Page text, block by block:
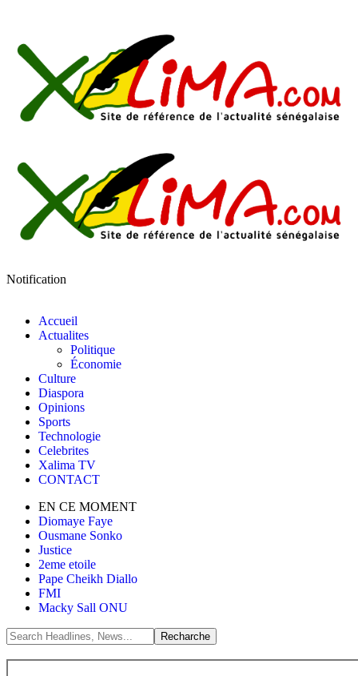
Notification
Accueil
Actualites
Politique
Économie
Culture
Diaspora
Opinions
Sports
Technologie
Celebrites
Xalima TV
CONTACT
EN CE MOMENT
Diomaye Faye
Ousmane Sonko
Justice
2eme etoile
Pape Cheikh Diallo
FMI
Macky Sall ONU